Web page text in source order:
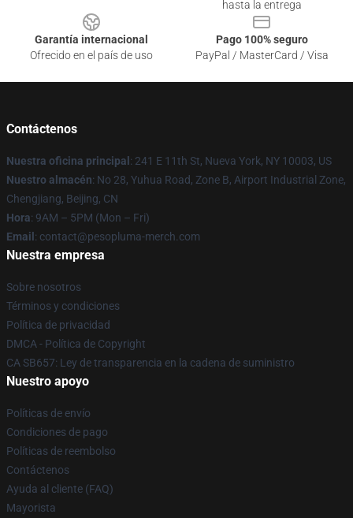
hasta la entrega
Garantía internacional
Ofrecido en el país de uso
Pago 100% seguro
PayPal / MasterCard / Visa
Contáctenos
Nuestra oficina principal : 241 E 11th St, Nueva York, NY 10003, US
Nuestro almacén: No 28, Yuhua Road, Zone B, Airport Industrial Zone,
Chengjiang, Beijing, CN
Hora: 9AM – 5PM (Mon – Fri)
Email : contact@pesopluma-merch.com
Nuestra empresa
Sobre nosotros
Términos y condiciones
Política de privacidad
DMCA - Política de Copyright
CA SB657: Ley de transparencia en la cadena de suministro
Nuestro apoyo
Políticas de envío
Condiciones de pago
Políticas de reembolso
Contáctenos
Ayuda al cliente (FAQ)
Mayorista